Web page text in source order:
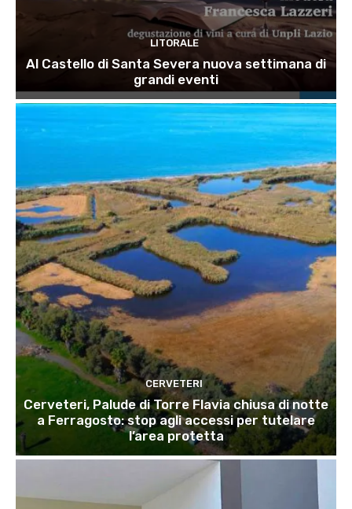
LITORALE
Al Castello di Santa Severa nuova settimana di
grandi eventi
CERVETERI
Cerveteri, Palude di Torre Flavia chiusa di notte
a Ferragosto: stop agli accessi per tutelare
l’area protetta